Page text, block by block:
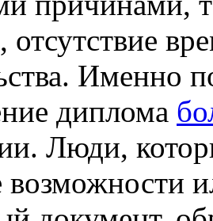
отсутствие
Именно
диплома
Люди,
возможности